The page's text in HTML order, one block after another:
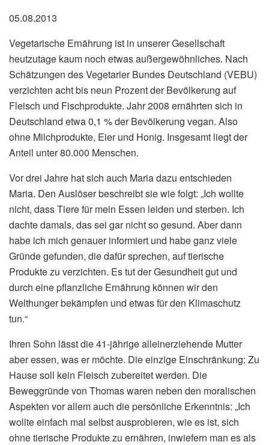
05.08.2013
Vegetarische Ernährung ist in unserer Gesellschaft
heutzutage kaum noch etwas außergewöhnliches. Nach
Schätzungen des Vegetarier Bundes Deutschland (VEBU)
verzichten acht bis neun Prozent der Bevölkerung auf
Fleisch und Fischprodukte. Jahr 2008 ernährten sich in
Deutschland etwa 0,1 % der Bevölkerung vegan. Also
ohne Milchprodukte, Eier und Honig. Insgesamt liegt der
Anteil unter 80.000 Menschen.
Vor drei Jahre hat sich auch Maria dazu entschieden
Maria. Den Auslöser beschreibt sie wie folgt: „Ich wollte
nicht, dass Tiere für mein Essen leiden und sterben. Ich
dachte damals, das sei gar nicht so gesund. Aber dann
habe ich mich genauer informiert und habe ganz viele
Gründe gefunden, die dafür sprechen, auf tierische
Produkte zu verzichten. Es tut der Gesundheit gut und
durch eine pflanzliche Ernährung können wir den
Welthunger bekämpfen und etwas für den Klimaschutz
tun.“
Ihren Sohn lässt die 41-jährige alleinerziehende Mutter
aber essen, was er möchte. Die einzige Einschränkung: Zu
Hause soll kein Fleisch zubereitet werden. Die
Beweggründe von Thomas waren neben den moralischen
Aspekten vor allem auch die persönliche Erkenntnis: „Ich
wollte einfach mal selbst ausprobieren, wie es ist, sich
ohne tierische Produkte zu ernähren, inwiefern man es als